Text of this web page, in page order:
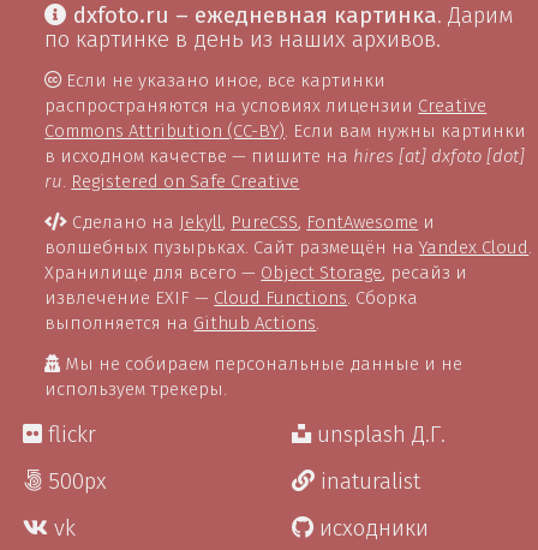
dxfoto.ru – ежедневная картинка. Дарим
по картинке в день из наших архивов.
Если не указано иное, все картинки
распространяются на условиях лицензии Creative
Commons Attribution (CC-BY). Если вам нужны картинки
в исходном качестве — пишите на hires [at] dxfoto [dot]
ru. Registered on Safe Creative
Сделано на Jekyll, PureCSS, FontAwesome и
волшебных пузырьках. Сайт размещён наYandex Cloud.
Хранилище для всего — Object Storage, ресайз и
извлечение EXIF — Cloud Functions. Сборка
выполняется на Github Actions.
Мы не собираем персональные данные и не
используем трекеры.
flickr
500px
vk
unsplash Д.Г.
inaturalist
исходники